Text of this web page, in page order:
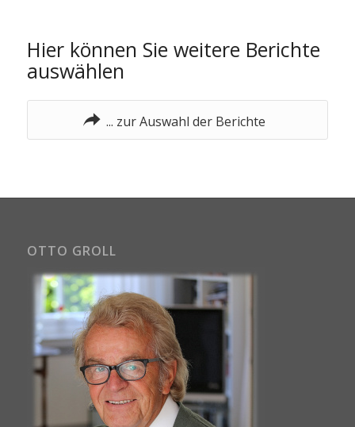
Hier können Sie weitere Berichte
auswählen
... zur Auswahl der Berichte
OTTO GROLL